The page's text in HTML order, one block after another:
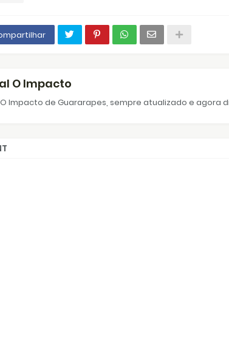
O Impacto
Impacto de Guararapes, sempre atualizado e agora